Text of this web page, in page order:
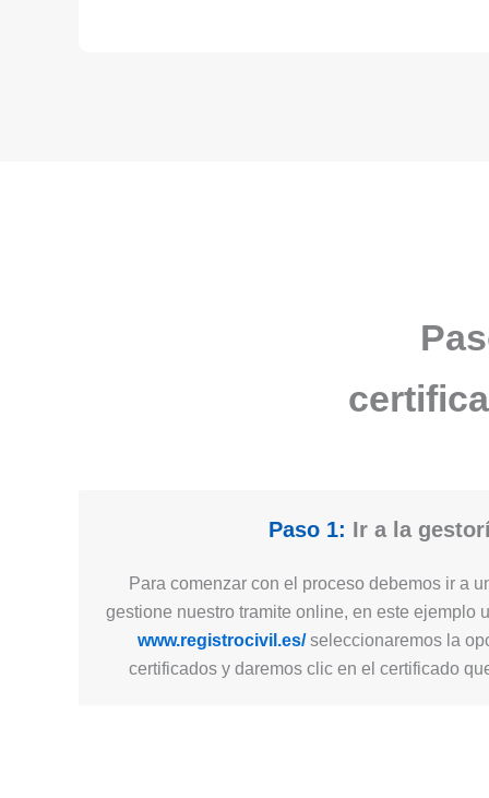
Paso 1: Ir a la
Para comenzar con el proceso debemos ir a
gestione nuestro tramite online, en este ejemplo
www.registrocivil.es/seleccionaremos la
certificados y daremos clic en el certificado